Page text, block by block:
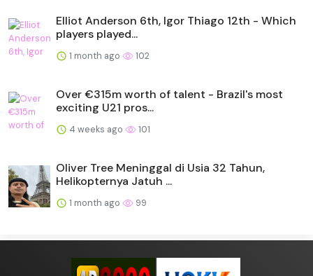
Elliot Anderson 6th, Igor Thiago 12th - Which
players played...
1 month ago 102
Over €315m worth of talent - Brazil's most
exciting U21 pros...
4 weeks ago 101
Oliver Tree Meninggal di Usia 32 Tahun,
Helikopternya Jatuh ...
1 month ago 99